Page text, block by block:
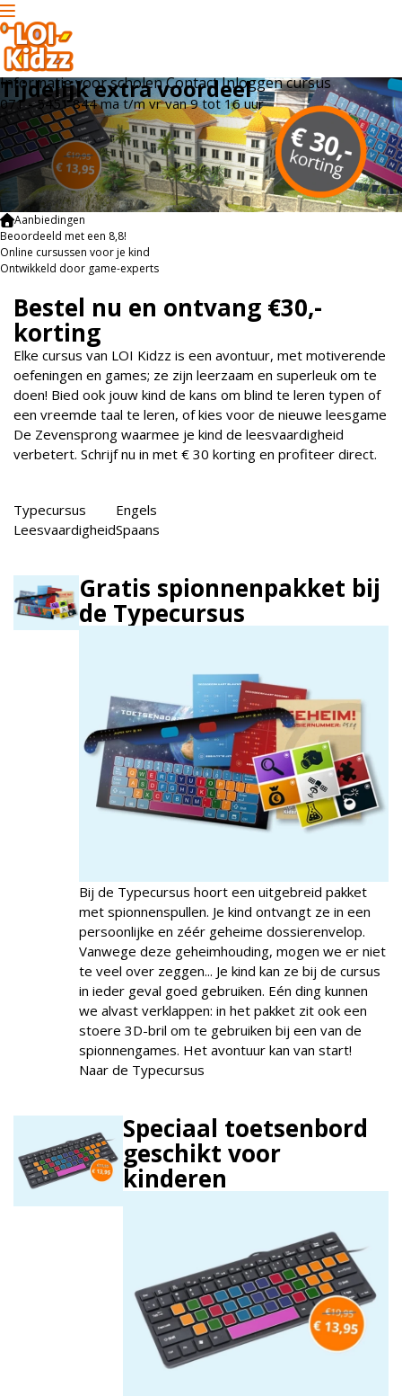
Informatie voor scholenContactInloggen cursus
071 - 5451 844 ma t/m vr van 9 tot 16 uur
Tijdelijk extra voordeel
Aanbiedingen
Beoordeeld met een 8,8!
Online cursussen voor je kind
Ontwikkeld door game-experts
Bestel nu en ontvang €30,-
korting
Elke cursus van LOI Kidzz is een avontuur, met motiverende
oefeningen en games; ze zijn leerzaam en superleuk om te
doen! Bied ook jouw kind de kans om blind te leren typen of
een vreemde taal te leren, of kies voor de nieuwe leesgame
De Zevensprong waarmee je kind de leesvaardigheid
verbetert. Schrijf nu in met € 30 korting en profiteer direct.
Typecursus
Leesvaardigheid
Engels
Spaans
Gratis spionnenpakket bij
de Typecursus
Bij de Typecursus hoort een uitgebreid pakket
met spionnenspullen. Je kind ontvangt ze in een
persoonlijke en zéér geheime dossierenvelop.
Vanwege deze geheimhouding, mogen we er niet
te veel over zeggen... Je kind kan ze bij de cursus
in ieder geval goed gebruiken. Eén ding kunnen
we alvast verklappen: in het pakket zit ook een
stoere 3D-bril om te gebruiken bij een van de
spionnengames. Het avontuur kan van start!
Naar de Typecursus
Speciaal toetsenbord
geschikt voor
kinderen